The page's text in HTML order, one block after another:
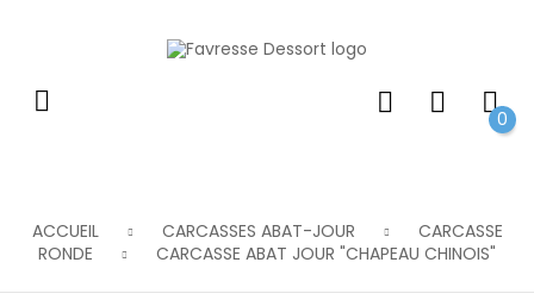
0
ACCUEIL CARCASSES ABAT-JOUR
CARCASSE
RONDE
CARCASSE ABAT JOUR "CHAPEAU CHINOIS"